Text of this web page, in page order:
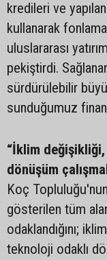
kredileri ve
kullanarak
uluslararası
pekiştirdi.
sürdürülebilir
sunduğumuz
“İklim
dönüşüm
Koç
gösterilen tüm
odaklandığını;
teknoloji odaklı